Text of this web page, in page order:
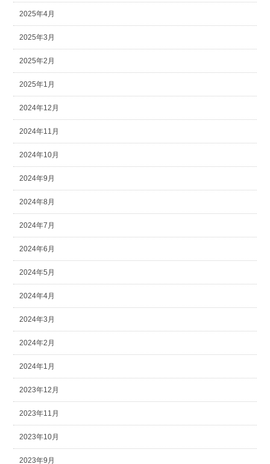
2025年4月
2025年3月
2025年2月
2025年1月
2024年12月
2024年11月
2024年10月
2024年9月
2024年8月
2024年7月
2024年6月
2024年5月
2024年4月
2024年3月
2024年2月
2024年1月
2023年12月
2023年11月
2023年10月
2023年9月